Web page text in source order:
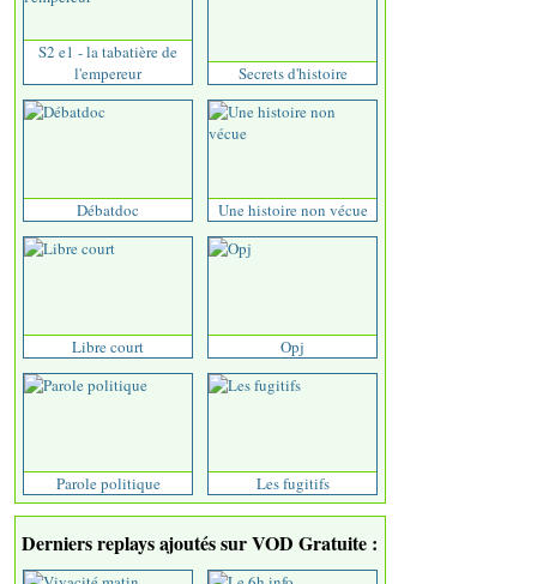
S2 e1 - la tabatière de
l'empereur
Secrets d'histoire
Débatdoc Une histoire non vécue
Libre court Opj
Parole politique Les fugitifs
Derniers replays ajoutés sur VOD Gratuite :